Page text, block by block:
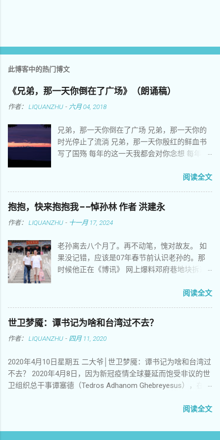
此博客中的热门博文
《兄弟，那一天你倒在了广场》（朗诵稿）
作者： LIQUANZHU - 六月 04, 2018
兄弟，那一天你倒在了广场 兄弟，那一天你的
时光停止了流淌 兄弟，那一天你殷红的鲜血书
写了国殇 每年的这一天我都会对你念想 每年的
我都在灵魂深处把你细细端详 你当年朝气蓬勃
上只愿青春插上翅膀 你花样年华激情荡漾不敢
正视姑娘娇嫩的脸庞 你悲壮的生命常常让我觉
得苟活在世上 你遗留的心愿多少年来让后来者
想 你聚集广场绝食请愿希望感动上苍 你热情高
歌挥舞标语矗立女神放飞梦想 你用卑微身躯稚
嫩灵魂撑起了古老民族的脊梁 暴政不懂人类的
使口蜜腹剑舞刀弄枪 机枪和坦克碾压了生命良
知正义和人类最后一丝希望 他们害怕他们恐惧
他们不让说话捂住我们的口腔 他们洗刷血迹毁
白制造谎言伪造历史妄想把大屠杀的血案藏进
走向刽子手挺起胸膛 兄弟，今天我要用我的歌
声我的诗歌我的演讲我的心声再次让他们恐慌
兄弟，今天我要大声对你呼唤，我来看你了，
为一体年年岁岁披上春天的新妆 你的灵魂与祖
阅读全文
抱抱，快来抱抱我——悼孙林 作者 洪建永
作者： LIQUANZHU - 十一月 17, 2024
老孙离去八个月了。再不动笔，愧对故友。 如
果没记错，应该是07年春节前认识老孙的。那
时候他正在《博讯》 网上爆料邓府巷地块拆迁
迁自焚案当年轰动一时，事主翁彪的遗属得到
待遇，心中难免不平，所以就想曝 光他们掌握
的拆迁黑幕，求得舆论关注，以便获得更好的
安置。不 知他们从哪里得知南京有个孙记者敢
料，一时风头无二。记得那时博讯网上另有一
位政 文也在曝光南京的拆迁黑幕，一城双声，
估计地方当局的压力有点 大，于是就有了南京
到， 老孙直接把现场视频挂上了网，这下子事
阅读全文
世卫梦魇：谭书记为啥和台湾过不去？
作者： LIQUANZHU - 四月 11, 2020
2020年4月10日星期五 二大爷│世卫梦魇：谭书记为啥和台湾过
不去？ 2020年4月8日，因为新冠疫情全球蔓延而饱受非议的世
卫组织总干事谭塞德（Tedros Adhanom Ghebreyesus），在例
评台湾近三个月来对他个人持续抹黑，特别是针对他黑人身份
疫中作为优等生广受赞誉，此番却不想人在岛中坐，锅从天上
阅读全文